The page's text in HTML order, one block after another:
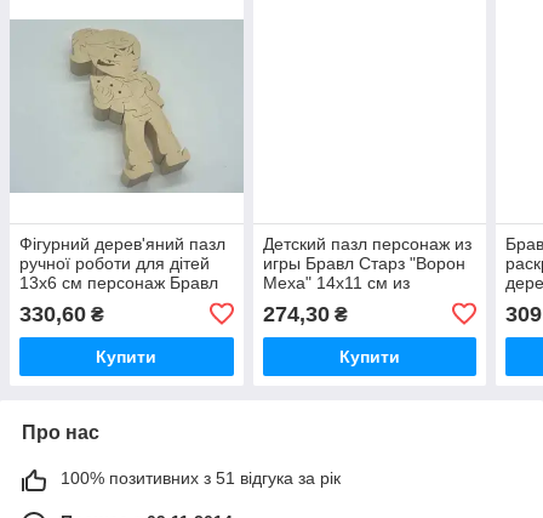
Фігурний дерев'яний пазл
ручної роботи для дітей
13х6 см персонаж Бравл
дерев'яний пазл ручної
роботи для
330,60 ₴
Купити
Детский пазл персонаж из
игры Бравл Старз "Ворон
Меха" 14х11 см из
Детский пазл персонаж из
игры Бравл Старз
274,30₴
Купити
309
Про нас
100% позитивних з 51 відгука за рік